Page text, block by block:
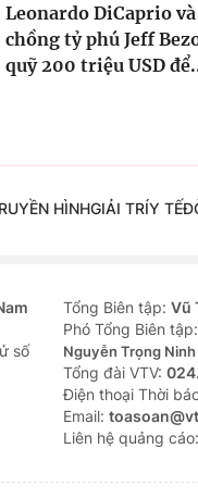
Leonardo DiCaprio
chồng tỷ phú Jeff
quỹ 200 triệu USD
HÌNHGIẢI TRÍY TẾ
số
Tổng Biên tập: Vũ
Phó Tổng Biên tập:
Nguyễn Trọng Ninh
Tổng đài VTV:
Ðiện thoại Thời
Email:
Liên hệ quảng cáo: